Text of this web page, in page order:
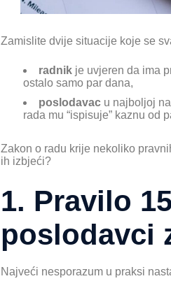
Zamislite dvije situacije koje se
radnik je uvjeren da ima
ostalo samo par dana,
poslodavac u najboljoj
rada mu “ispisuje” kaznu od
Zakon o radu krije nekoliko
ih izbjeći?
1. Pravilo
poslodavci
Najveći nesporazum u praksi